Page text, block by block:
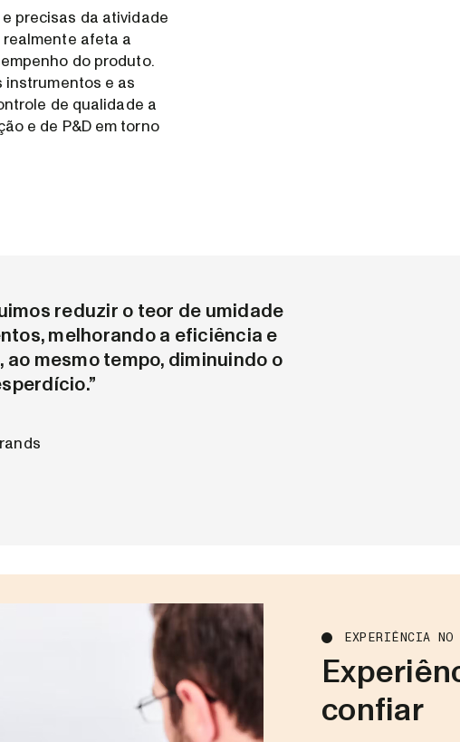
precisas da atividade
afeta a
do produto.
e as
de qualidade a
e de P&D em torno
reduzir o teor de umidade
melhorando a eficiência e
mesmo tempo, diminuindo o
EXPERIÊNCIA NO
confiar